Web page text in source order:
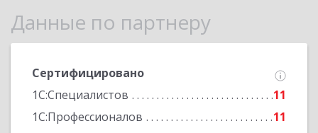
Данные по партнеру
Сертифицировано
1С:Специалистов
11
1С:Профессионалов
11